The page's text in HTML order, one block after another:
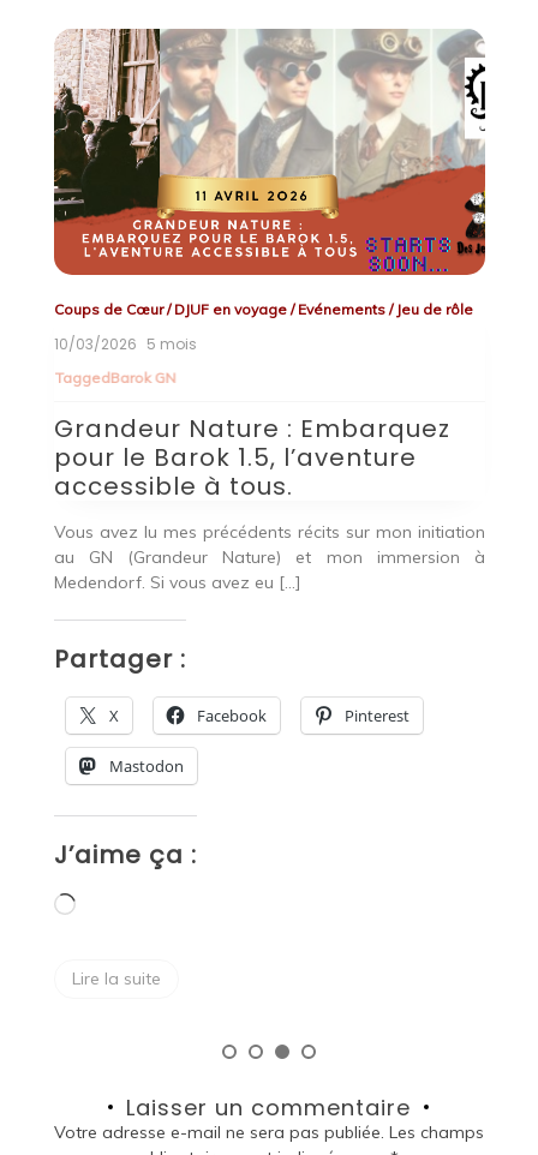
Coups de Cœur/DJUF en voyage/Evénements/ Jeu de rôle
10/03/2026 5 mois
TaggedBarok GN
Grandeur Nature : Embarquez
pour le Barok 1.5, l’aventure
accessible à tous.
Vous avez lu mes précédents récits sur mon initiation
au GN (Grandeur Nature) et mon immersion à
Medendorf. Si vous avez eu […]
Partager :
X Facebook Pinterest
Mastodon
J’aime ça :
Chargement…
Lire la suite
Laisser un commentaire
Votre adresse e-mail ne sera pas publiée. Les champs